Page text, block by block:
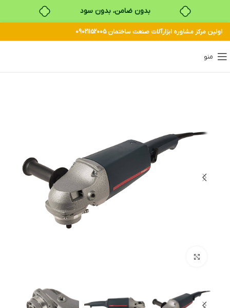
بدون ضامن، بدون سود
خرید قسطی با ترب‌پی
اولین مرکز مشاوره ابزارآلات صنعت ساختمان 09021152005
منو